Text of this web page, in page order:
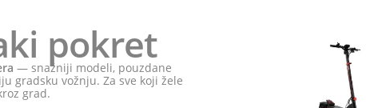
pokret
— snažniji modeli, pouzdane
gradsku vožnju. Za sve koji žele
grad.